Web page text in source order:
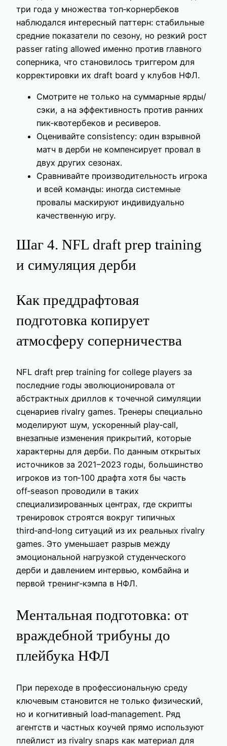
три года у множества топ‑корнербеков
наблюдался интересный паттерн: стабильные
средние показатели по сезону, но резкий рост
passer rating allowed именно против главного
соперника, что становилось триггером для
корректировки их draft board у клубов НФЛ.
Смотрите не только на суммарные ярды/
сэки, а на эффективность против ранних
пик‑квотербеков и ресиверов.
Оценивайте consistency: один взрывной
матч в дерби не компенсирует провал в
двух других сезонах.
Сравнивайте производительность игрока
и всей команды: иногда системные
провалы маскируют индивидуально
качественную игру.
Шаг 4. NFL draft prep training
и симуляция дерби
Как преддрафтовая
подготовка копирует
атмосферу соперничества
NFL draft prep training for college players за
последние годы эволюционировала от
абстрактных дриллов к точечной симуляции
сценариев rivalry games. Тренеры специально
моделируют шум, ускоренный play‑call,
внезапные изменения прикрытий, которые
характерны для дерби. По данным открытых
источников за 2021–2023 годы, большинство
игроков из топ‑100 драфта хотя бы часть
off‑season проводили в таких
специализированных центрах, где скрипты
тренировок строятся вокруг типичных
third‑and‑long ситуаций из их реальных rivalry
games. Это уменьшает разрыв между
эмоциональной нагрузкой студенческого
дерби и давлением интервью, комбайна и
первой тренинг‑кэмпа в НФЛ.
Ментальная подготовка: от
враждебной трибуны до
плейбука НФЛ
При переходе в профессиональную среду
ключевым становится не только физический,
но и когнитивный load‑management. Ряд
агентств и частных коучей прямо используют
плейлист из rivalry snaps как материал для